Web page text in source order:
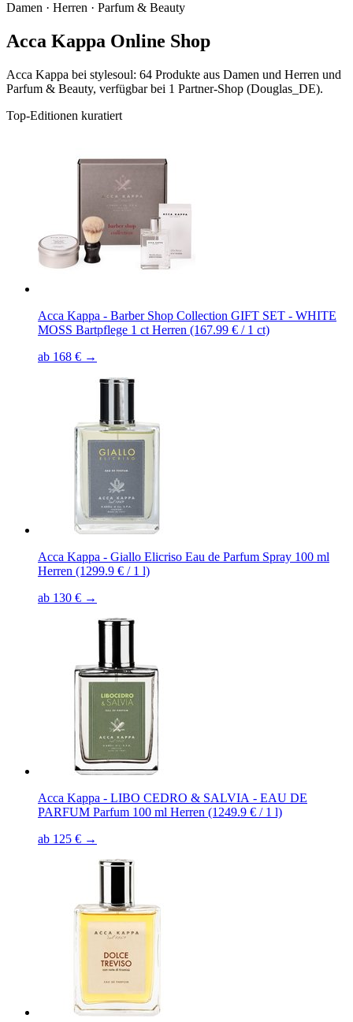
Damen · Herren · Parfum & Beauty
Acca Kappa Online Shop
Acca Kappa bei stylesoul: 64 Produkte aus Damen und Herren und
Parfum & Beauty, verfügbar bei 1 Partner-Shop (Douglas_DE).
Top-Editionen kuratiert
Acca Kappa - Barber Shop Collection GIFT SET - WHITE
MOSS Bartpflege 1 ct Herren (167.99 € / 1 ct)
ab 168 € →
Acca Kappa - Giallo Elicriso Eau de Parfum Spray 100 ml
Herren (1299.9 € / 1 l)
ab 130 € →
Acca Kappa - LIBO CEDRO & SALVIA - EAU DE
PARFUM Parfum 100 ml Herren (1249.9 € / 1 l)
ab 125 € →